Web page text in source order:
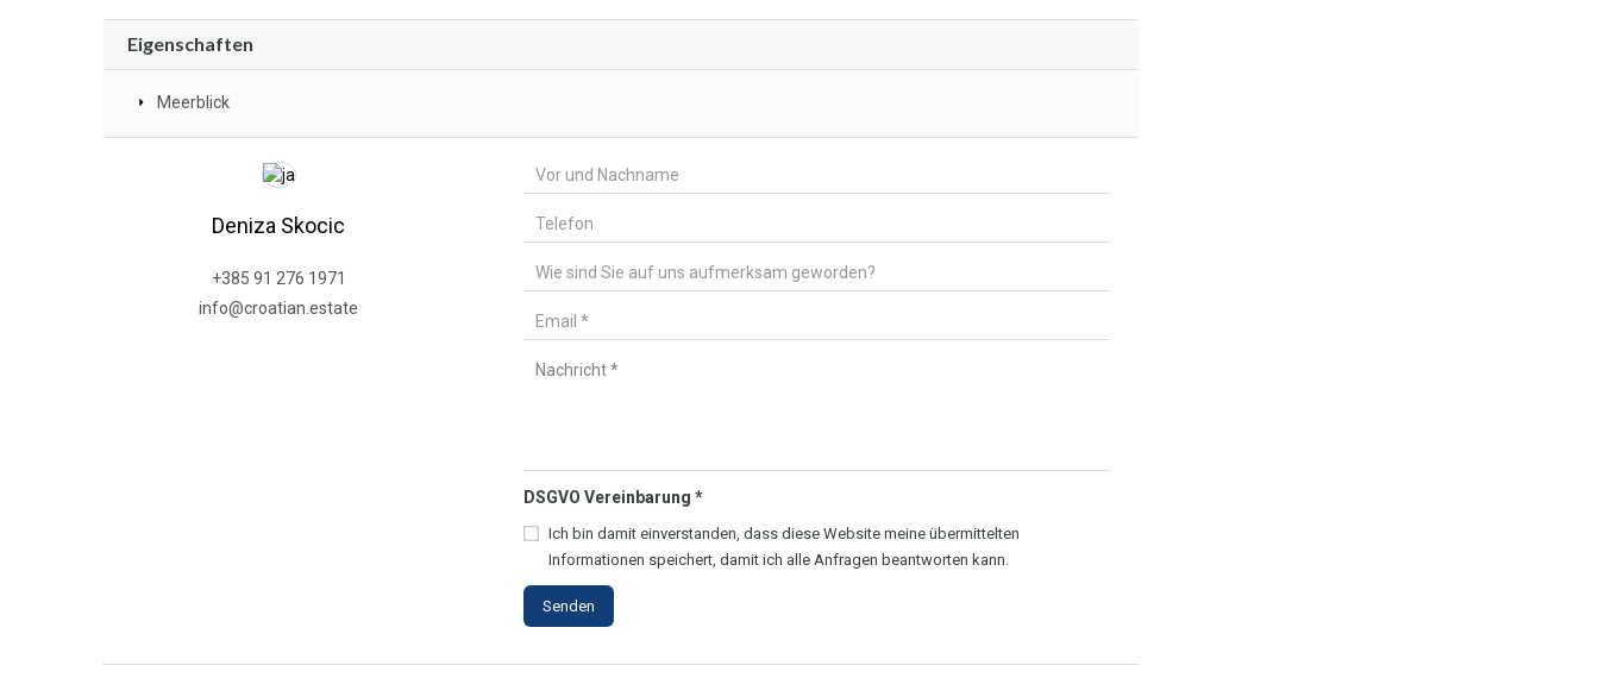
Eigenschaften
Meerblick
Deniza Skocic
+385 91 276 1971
info@croatian.estate
DSGVO Vereinbarung *
Ich bin damit einverstanden, dass diese Website meine übermittelten
Informationen speichert, damit ich alle Anfragen beantworten kann.
Senden